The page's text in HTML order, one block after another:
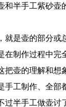
和半手工紫砂壶
就是壶的部分或
在制作过程中完
把壶的理解和想
手工制作、全部
半手工做壶讨